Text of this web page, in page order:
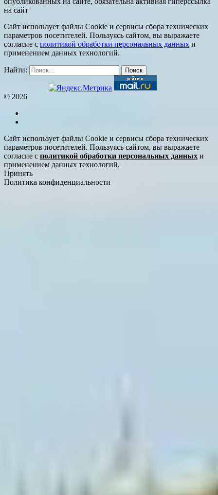
на сайт
Сайт использует файлы Cookie и сервисы сбора технических
параметров посетителей. Пользуясь сайтом, вы выражаете
согласие с политикой обработки персональных данных и
применением данных технологий.
Найти:
© 2026
Сайт использует файлы Cookie и сервисы сбора технических
параметров посетителей. Пользуясь сайтом, вы выражаете
согласие с политикой обработки персональных данных и
применением данных технологий.
Принять
Политика конфиденциальности